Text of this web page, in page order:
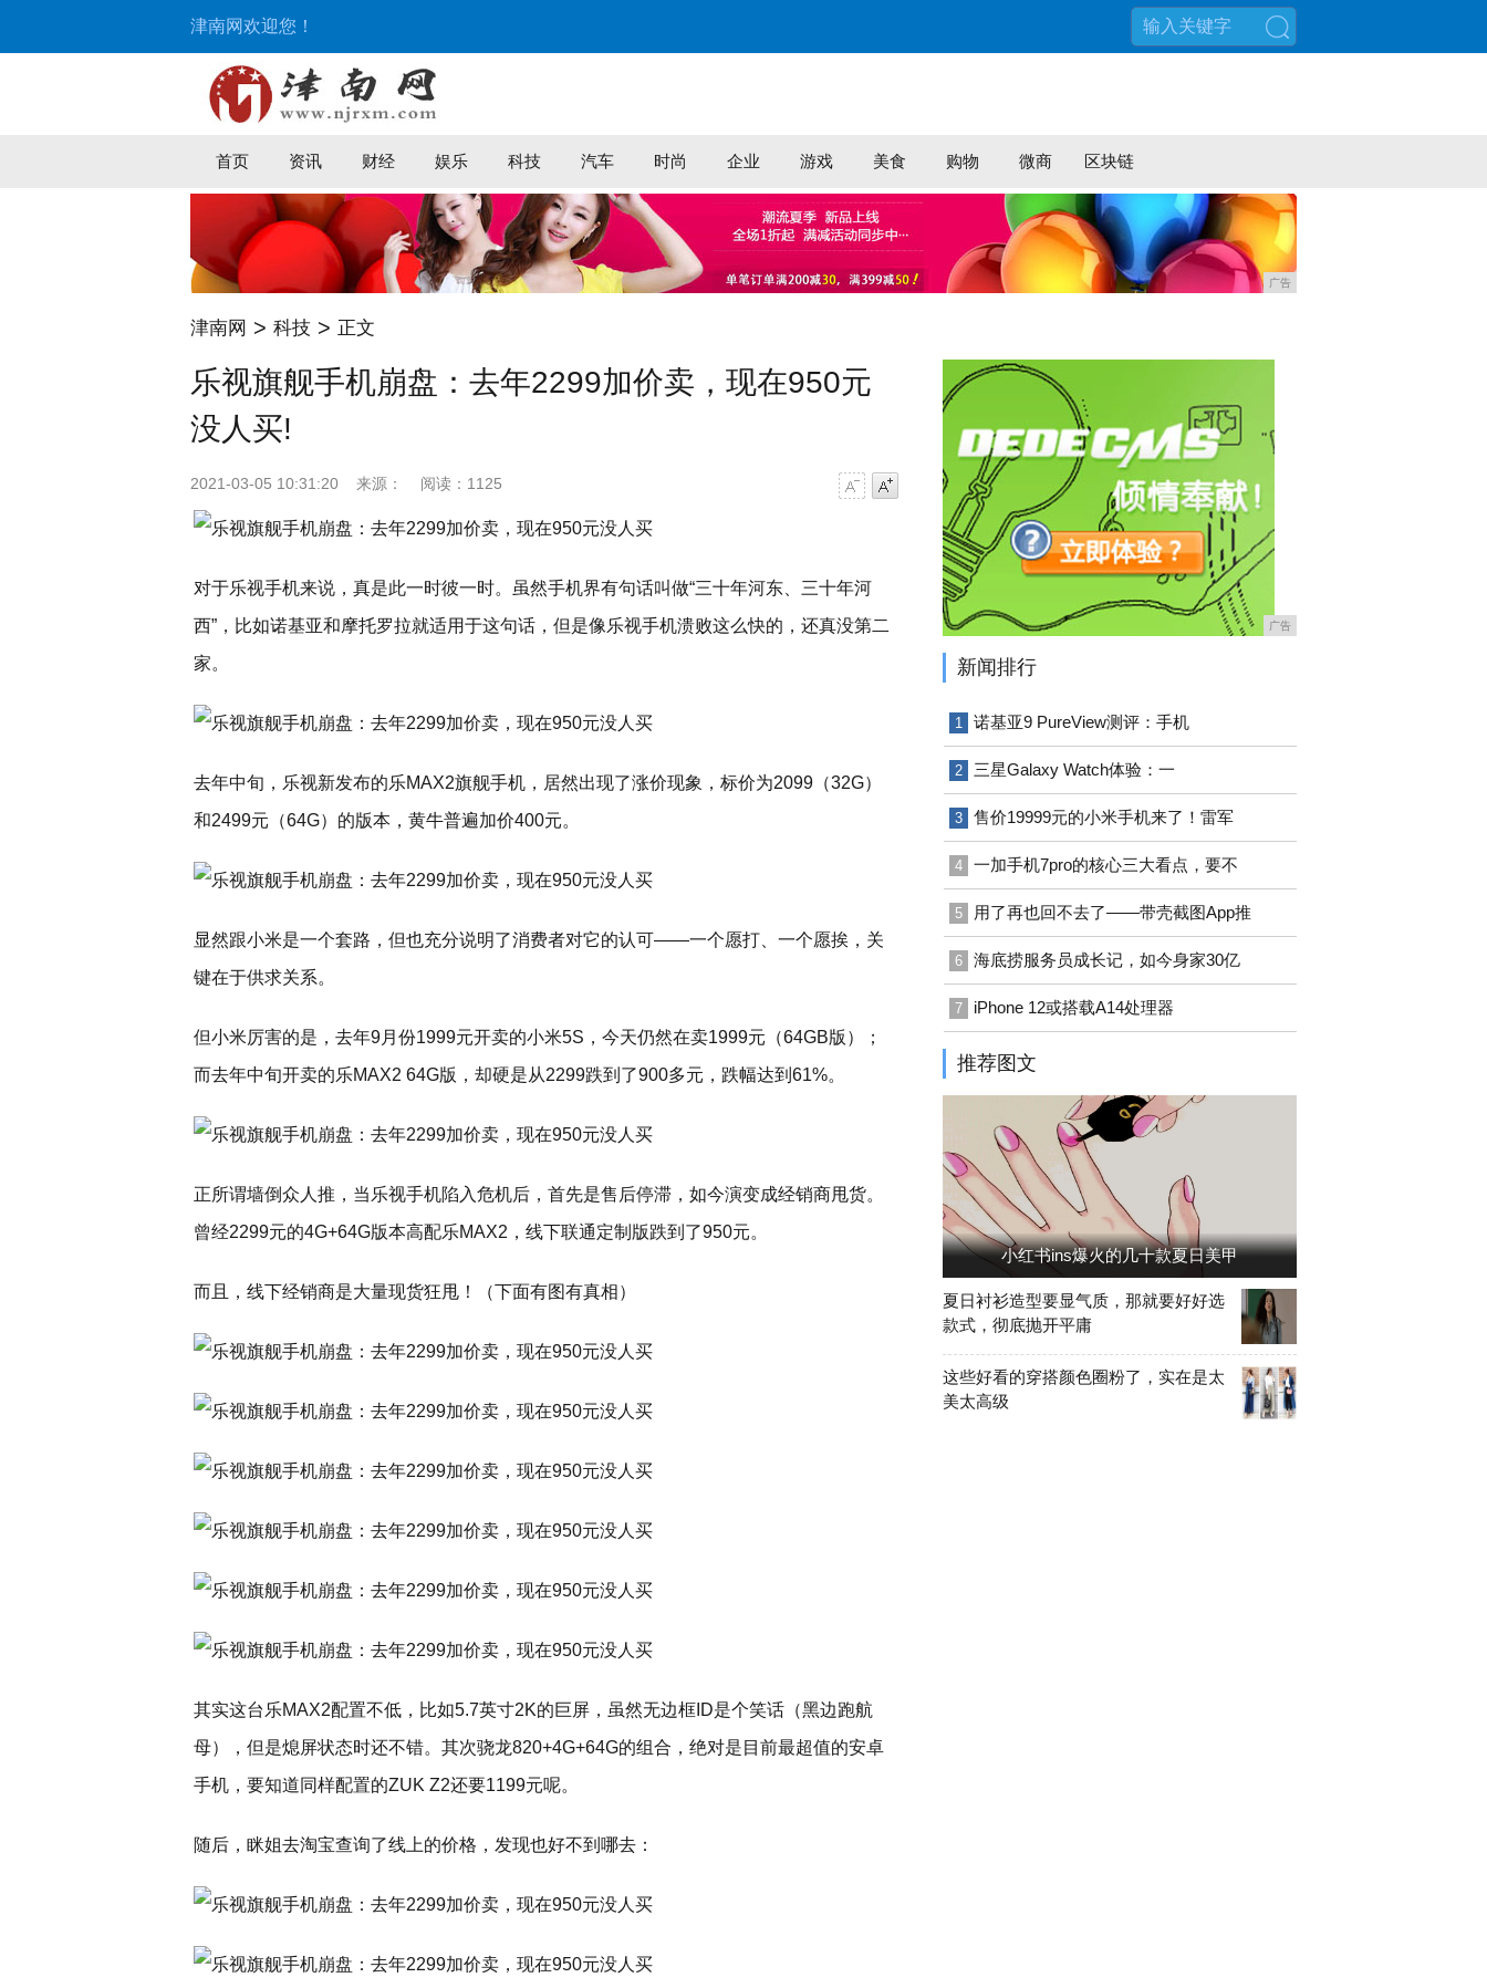
津南网欢迎您！
首页 资讯 财经 娱乐 科技 汽车 时尚 企业 游戏 美食 购物 微商 区块链
广告
津南网 > 科技 > 正文
乐视旗舰手机崩盘：去年2299加价卖，现在950元
没人买!
2021-03-05 10:31:20 来源： 阅读：1125
对于乐视手机来说，真是此一时彼一时。虽然手机界有句话叫做“三十年河东、三十年河
西”，比如诺基亚和摩托罗拉就适用于这句话，但是像乐视手机溃败这么快的，还真没第二
家。
去年中旬，乐视新发布的乐MAX2旗舰手机，居然出现了涨价现象，标价为2099（32G）
和2499元（64G）的版本，黄牛普遍加价400元。
显然跟小米是一个套路，但也充分说明了消费者对它的认可——一个愿打、一个愿挨，关
键在于供求关系。
但小米厉害的是，去年9月份1999元开卖的小米5S，今天仍然在卖1999元（64GB版）；
而去年中旬开卖的乐MAX2 64G版，却硬是从2299跌到了900多元，跌幅达到61%。
正所谓墙倒众人推，当乐视手机陷入危机后，首先是售后停滞，如今演变成经销商甩货。
曾经2299元的4G+64G版本高配乐MAX2，线下联通定制版跌到了950元。
而且，线下经销商是大量现货狂甩！（下面有图有真相）
其实这台乐MAX2配置不低，比如5.7英寸2K的巨屏，虽然无边框ID是个笑话（黑边跑航
母），但是熄屏状态时还不错。其次骁龙820+4G+64G的组合，绝对是目前最超值的安卓
手机，要知道同样配置的ZUK Z2还要1199元呢。
随后，眯姐去淘宝查询了线上的价格，发现也好不到哪去：
广告
新闻排行
1 诺基亚9 PureView测评：手机
2 三星Galaxy Watch体验：一
3 售价19999元的小米手机来了！雷军
4 一加手机7pro的核心三大看点，要不
5 用了再也回不去了——带壳截图App推
6 海底捞服务员成长记，如今身家30亿
7 iPhone 12或搭载A14处理器
推荐图文
小红书ins爆火的几十款夏日美甲
夏日衬衫造型要显气质，那就要好好选
款式，彻底抛开平庸
这些好看的穿搭颜色圈粉了，实在是太
美太高级